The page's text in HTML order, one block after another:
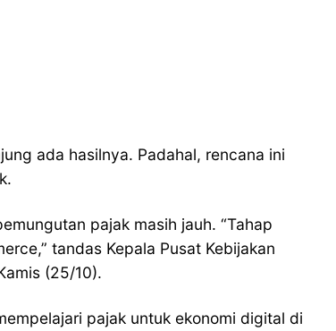
ada hasilnya. Padahal, rencana ini
pajak masih jauh. “Tahap
tandas Kepala Pusat Kebijakan
(25/10).
pajak untuk ekonomi digital di